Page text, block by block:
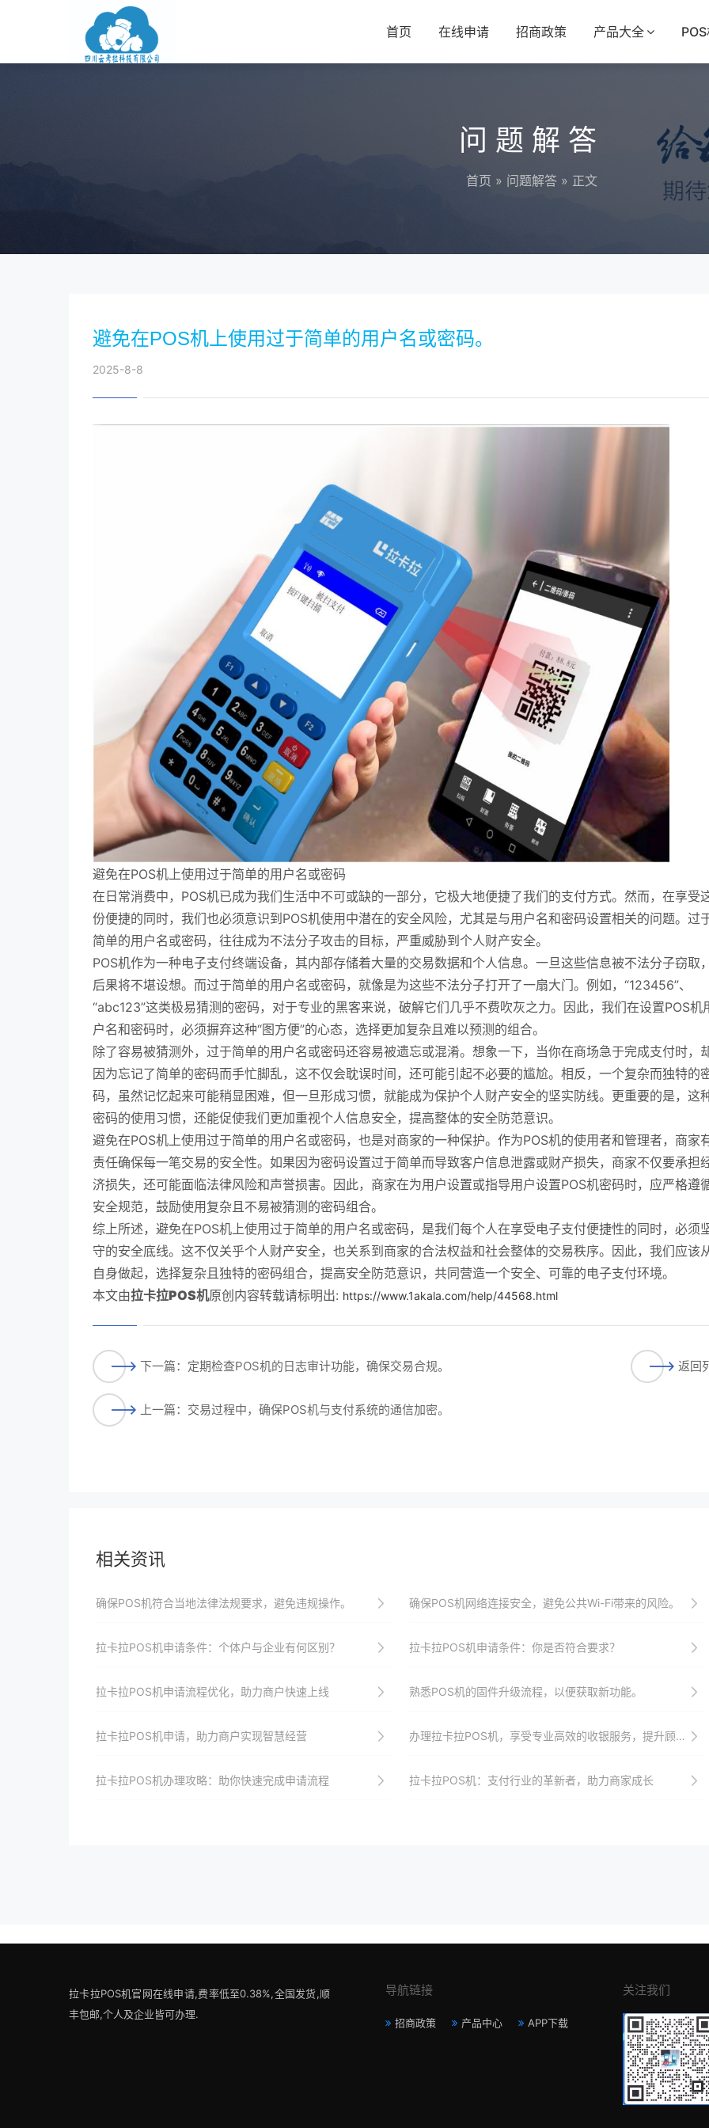
首页 在线申请 招商政策 产品大全
问题解答
首页 » 问题解答 » 正文
避免在POS机上使用过于简单的用户名或密码。
2025-8-8
避免在POS机上使用过于简单的用户名或密码
在日常消费中，POS机已成为我们生活中不可或缺的一部分，它极大地便捷了我们的支付方式。然而，在享受
份便捷的同时，我们也必须意识到POS机使用中潜在的安全风险，尤其是与用户名和密码设置相关的问题。过
简单的用户名或密码，往往成为不法分子攻击的目标，严重威胁到个人财产安全。
POS机作为一种电子支付终端设备，其内部存储着大量的交易数据和个人信息。一旦这些信息被不法分子窃取，
后果将不堪设想。而过于简单的用户名或密码，就像是为这些不法分子打开了一扇大门。例如，“123456”、
“abc123”这类极易猜测的密码，对于专业的黑客来说，破解它们几乎不费吹灰之力。因此，我们在设置POS机
户名和密码时，必须摒弃这种“图方便”的心态，选择更加复杂且难以预测的组合。
除了容易被猜测外，过于简单的用户名或密码还容易被遗忘或混淆。想象一下，当你在商场急于完成支付时，
因为忘记了简单的密码而手忙脚乱，这不仅会耽误时间，还可能引起不必要的尴尬。相反，一个复杂而独特的
码，虽然记忆起来可能稍显困难，但一旦形成习惯，就能成为保护个人财产安全的坚实防线。更重要的是，这
密码的使用习惯，还能促使我们更加重视个人信息安全，提高整体的安全防范意识。
避免在POS机上使用过于简单的用户名或密码，也是对商家的一种保护。作为POS机的使用者和管理者，商家
责任确保每一笔交易的安全性。如果因为密码设置过于简单而导致客户信息泄露或财产损失，商家不仅要承担
济损失，还可能面临法律风险和声誉损害。因此，商家在为用户设置或指导用户设置POS机密码时，应严格遵
安全规范，鼓励使用复杂且不易被猜测的密码组合。
综上所述，避免在POS机上使用过于简单的用户名或密码，是我们每个人在享受电子支付便捷性的同时，必须
守的安全底线。这不仅关乎个人财产安全，也关系到商家的合法权益和社会整体的交易秩序。因此，我们应该
自身做起，选择复杂且独特的密码组合，提高安全防范意识，共同营造一个安全、可靠的电子支付环境。
本文由拉卡拉POS机原创内容转载请标明出: https://www.1akala.com/help/44568.html
下一篇：定期检查POS机的日志审计功能，确保交易合规。
上一篇：交易过程中，确保POS机与支付系统的通信加密。
返回
相关资讯
确保POS机符合当地法律法规要求，避免违规操作。 确保POS机网络连接安全，避免公共Wi-Fi带来的风险。
拉卡拉POS机申请条件：个体户与企业有何区别？ 拉卡拉POS机申请条件：你是否符合要求？
拉卡拉POS机申请流程优化，助力商户快速上线 熟悉POS机的固件升级流程，以便获取新功能。
拉卡拉POS机申请，助力商户实现智慧经营 办理拉卡拉POS机，享受专业高效的收银服务，提升顾客满意度与忠诚度
拉卡拉POS机办理攻略：助你快速完成申请流程 拉卡拉POS机：支付行业的革新者，助力商家成长
拉卡拉POS机官网在线申请,费率低至0.38%,全国发货,顺
丰包邮,个人及企业皆可办理.
导航链接
招商政策 产品中心 APP下载
关注我们